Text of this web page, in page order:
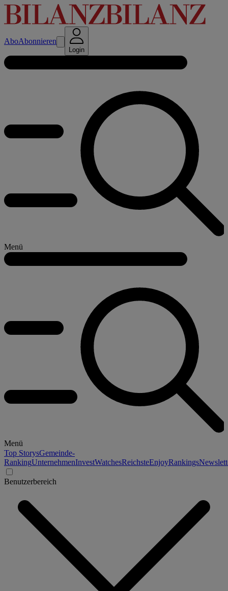
AboAbonnieren
Login
Menü
Menü
Top StorysGemeinde-
RankingUnternehmenInvestWatchesReichsteEnjoyRankings
Benutzerbereich